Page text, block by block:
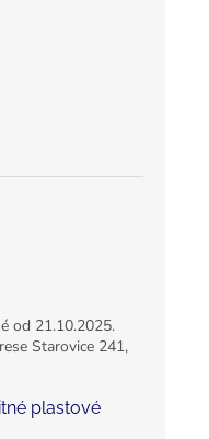
od 21.10.2025.
Starovice 241,
plastové